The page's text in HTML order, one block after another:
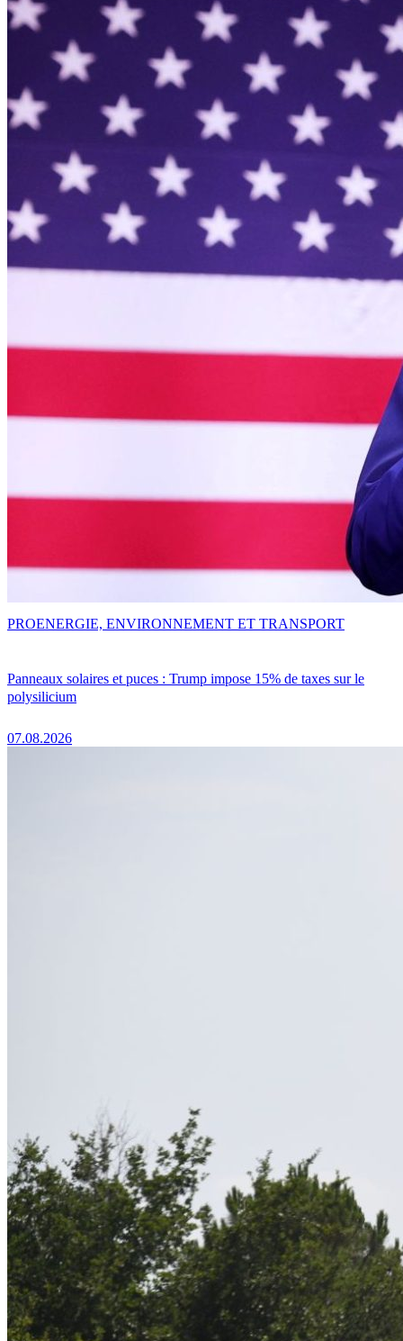
Panneaux solaires et puces : Trump impose 15% de taxes sur le
polysilicium
07.08.2026
PROENERGIE, ENVIRONNEMENT ET TRANSPORT